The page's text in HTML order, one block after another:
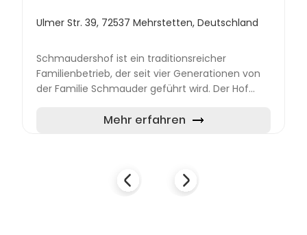
Ulmer Str. 39, 72537 Mehrstetten, Deutschland
Schmaudershof ist ein traditionsreicher
Familienbetrieb, der seit vier Generationen von
der Familie Schmauder geführt wird. Der Hof
schwäbischen Alb und ist bek...
Mehr erfahren